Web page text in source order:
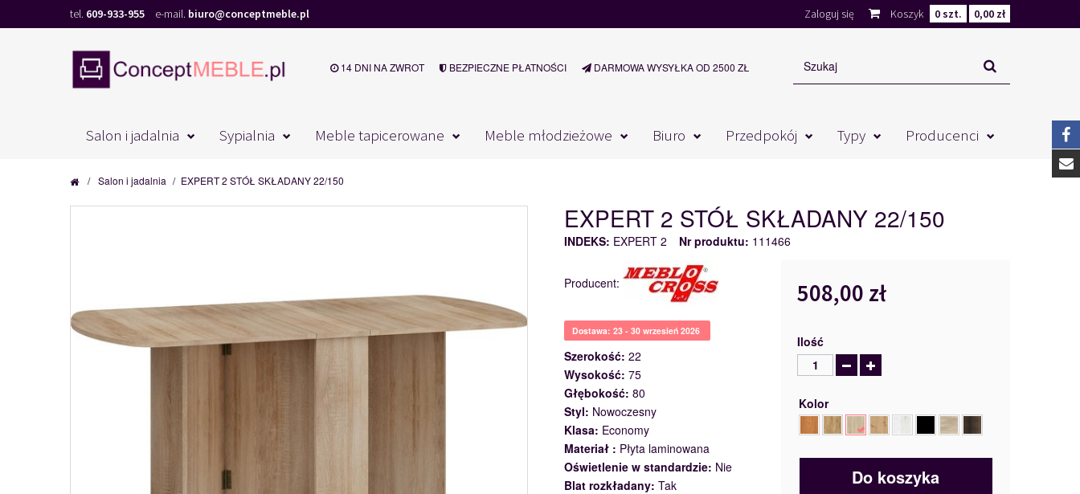
tel. 609-933-955 e-mail. biuro@conceptmeble.pl Koszyk 0szt. 0,00 zł
Zaloguj się
14 DNI NA ZWROT BEZPIECZNE PŁATNOŚCI DARMOWA WYSYŁKA OD 2500 ZŁ
Salon i jadalnia Sypialnia Meble tapicerowane Meble młodzieżowe Biuro Przedpokój Typy Producenci
/ Salon i jadalnia / EXPERT 2 STÓŁ SKŁADANY 22/150
EXPERT 2 STÓŁ SKŁADANY 22/150
INDEKS: EXPERT 2 Nr produktu: 111466
Producent:
Dostawa: 23 - 30 wrzesień 2026
Szerokość: 22
Wysokość: 75
Głębokość: 80
Styl: Nowoczesny
Klasa: Economy
Materiał : Płyta laminowana
Oświetlenie w standardzie: Nie
Blat rozkładany: Tak
508,00 zł
Ilość
Do koszyka